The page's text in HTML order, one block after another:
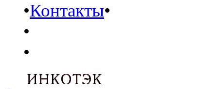
•Контакты•
•
•